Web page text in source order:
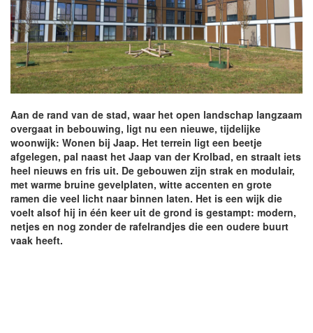
Aan de rand van de stad, waar het open landschap langzaam
overgaat in bebouwing, ligt nu een nieuwe, tijdelijke
woonwijk: Wonen bij Jaap. Het terrein ligt een beetje
afgelegen, pal naast het Jaap van der Krolbad, en straalt iets
heel nieuws en fris uit. De gebouwen zijn strak en modulair,
met warme bruine gevelplaten, witte accenten en grote
ramen die veel licht naar binnen laten. Het is een wijk die
voelt alsof hij in één keer uit de grond is gestampt: modern,
netjes en nog zonder de rafelrandjes die een oudere buurt
vaak heeft.